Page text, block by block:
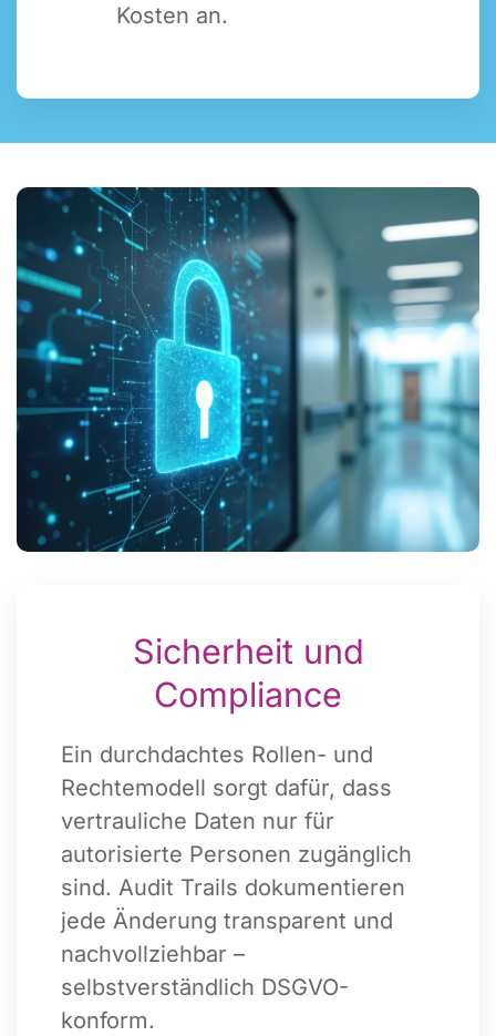
Kosten an.
Sicherheit und
Compliance
Ein durchdachtes Rollen- und
Rechtemodell sorgt dafür, dass
vertrauliche Daten nur für
autorisierte Personen zugänglich
sind. Audit Trails dokumentieren
jede Änderung transparent und
nachvollziehbar –
selbstverständlich DSGVO-
konform.